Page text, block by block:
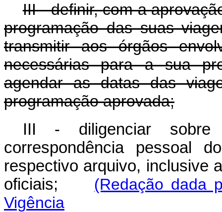
III - definir, com a
programação das suas
transmitir aos órgãos
necessárias para a sua
agendar as datas das
programação aprovada;
III - diligenciar sobre
correspondência pessoal
respectivo arquivo, inclusive
oficiais; (Redação dada
Vigência